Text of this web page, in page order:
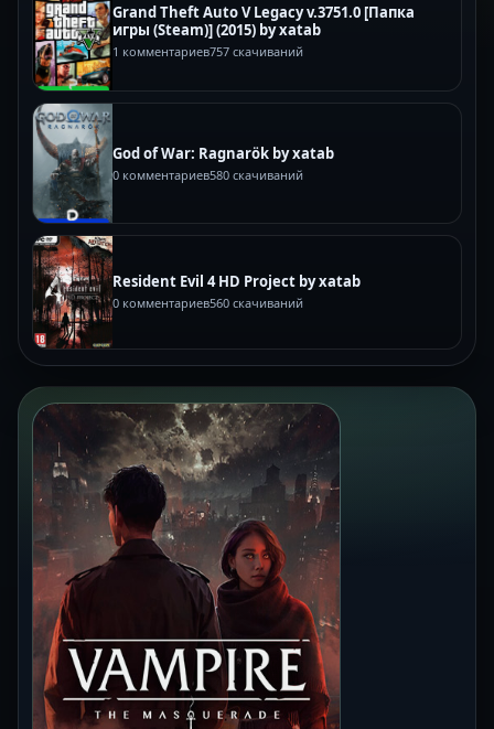
Grand Theft Auto V Legacy v.3751.0 [Папка
игры (Steam)] (2015) by xatab
1 комментариев757 скачиваний
God of War: Ragnarök by xatab
0 комментариев580 скачиваний
Resident Evil 4 HD Project by xatab
0 комментариев560 скачиваний